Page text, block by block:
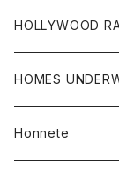
シャツ
カーディガン
ボトム
グッズ
帽子
ストール
HOLLYWOOD
アウター
カーディガン
アクセサリー
HOMES
アウター
Honnete